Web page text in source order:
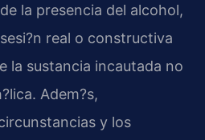
la presencia del alcohol,
real o constructiva
la sustancia incautada no
Adem?s,
y los